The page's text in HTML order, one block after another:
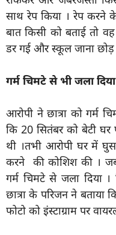
साथ रेप किया । रेप करने
बात किसी को बताई तो
डर गई और स्कूल जाना छोड़
गर्म चिमटे से भी जला दिया
आरोपी ने छात्रा को गर्म
कि 20 सितंबर को बेटी
थी ।तभी आरोपी घर में
करने की कोशिश की । जब
गर्म चिमटे से जला दिया
छात्रा के परिजन ने
फोटो को इंस्टाग्राम पर